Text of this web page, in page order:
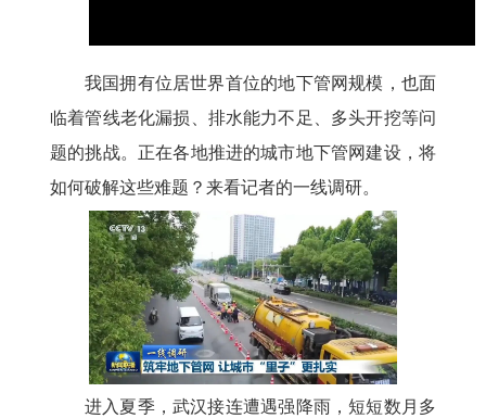
我国拥有位居世界首位的地下管网规模，也面
临着管线老化漏损、排水能力不足、多头开挖等问
题的挑战。正在各地推进的城市地下管网建设，将
如何破解这些难题？来看记者的一线调研。
进入夏季，武汉接连遭遇强降雨，短短数月多